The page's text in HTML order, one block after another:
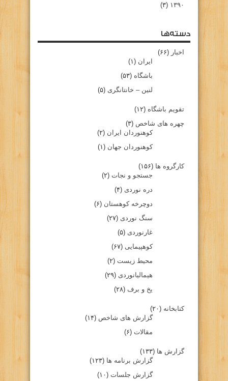
۱۳۹۰ (۳)
دسته‌ها
اخبار (۶۶)
ایران (۱)
باشگاه (۵۳)
لنین – خانتانگری (۵)
تقویم باشگاه (۱۲)
چهره های شاخص (۳)
کوهنوردان ایران (۲)
کوهنوردان جهان (۱)
کارگروه ها (۱۵۶)
جستجو و نجات (۲)
دره نوردی (۴)
دوچرخه کوهستان (۶)
سنگ نوردی (۲۷)
غارنوردی (۵)
کوهپیمایی (۶۷)
محیط زیست (۲)
هیمالیانوردی (۲۹)
یخ و برف (۲۸)
کتابخانه (۲۰)
گزارش های شاخص (۱۴)
مقالات (۶)
گزارش ها (۱۳۳)
گزارش برنامه ها (۱۲۳)
گزارش جلسات (۱۰)